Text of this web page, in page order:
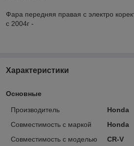
Фара передняя правая с электро
с 2004г -
Характеристики
Основные
Производитель
Honda
Совместимость с маркой
Honda
Совместимость с моделью
CR-V